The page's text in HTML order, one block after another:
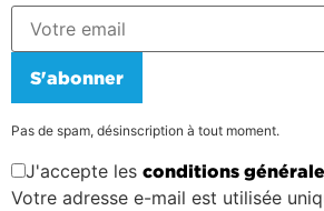
S'abonner
Pas de spam, désinscription à tout moment.
J'accepte les conditions
Votre adresse e-mail est utilisée